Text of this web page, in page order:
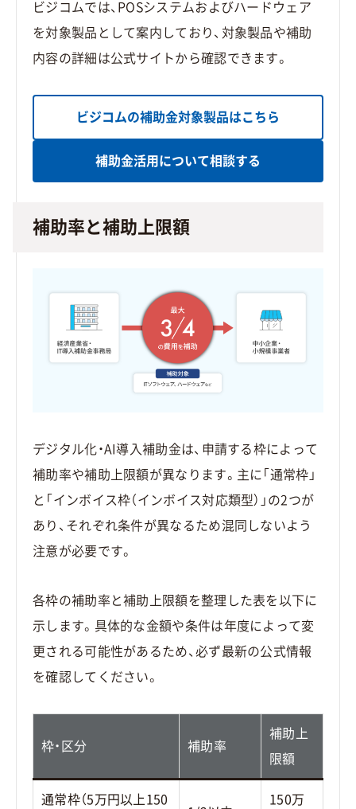
ビジコムでは、POSシステムおよびハードウェア
を対象製品として案内しており、対象製品や補助
内容の詳細は公式サイトから確認できます。
ビジコムの補助金対象製品はこちら
補助金活用について相談する
補助率と補助上限額
デジタル化・AI導入補助金は、申請する枠によって
補助率や補助上限額が異なります。主に「通常枠」
と「インボイス枠（インボイス対応類型）」の2つが
あり、それぞれ条件が異なるため混同しないよう
注意が必要です。
各枠の補助率と補助上限額を整理した表を以下に
示します。具体的な金額や条件は年度によって変
更される可能性があるため、必ず最新の公式情報
を確認してください。
枠・区分 補助率
補助上
限額
通常枠（5万円以上150
150万